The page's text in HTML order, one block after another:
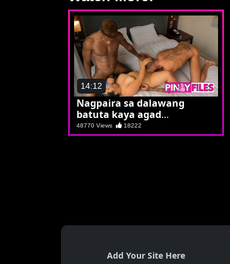
14:12
Nagpaira sa dalawang
batuta kaya agad
nakapunta ng amerika
48770 Views 18222
Add Your Site Here